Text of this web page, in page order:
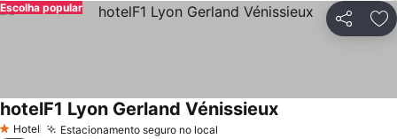
Partilhar
Escolha popular
1 Estrelas
Hotel Estacionamento seguro no local
hotelF1 Lyon Gerland VénissieuxVer preços